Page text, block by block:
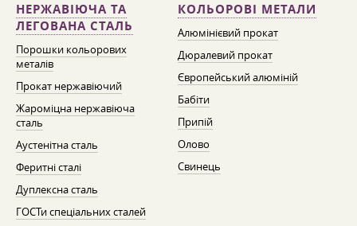
НЕРЖАВІЮЧА ТА
ЛЕГОВАНА СТАЛЬ
Порошки кольорових
металів
Прокат нержавіючий
Жароміцна нержавіюча
сталь
Аустенітна сталь
Феритні сталі
Дуплексна сталь
ГОСТи спеціальних сталей
КОЛЬОРОВІ МЕТАЛИ
Алюмінієвий прокат
Дюралевий прокат
Європейський алюміній
Бабіти
Припій
Олово
Свинець